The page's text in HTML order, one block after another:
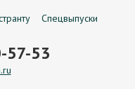
Спецвыпуски
57-53